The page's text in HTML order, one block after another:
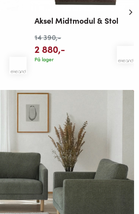
Aksel Midtmodul & Stol
14 390,-
2 880,-
På lager